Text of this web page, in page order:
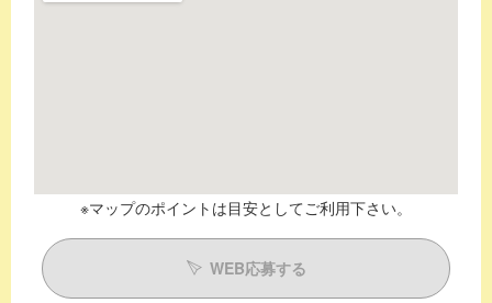
※マップのポイントは目安としてご利用下さい。
WEB応募する